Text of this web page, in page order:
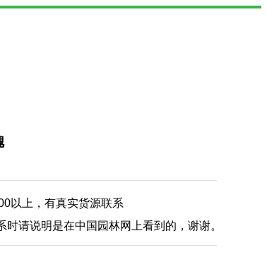
以上，有真实货源联系
时请说明是在中国园林网上看到的，谢谢。